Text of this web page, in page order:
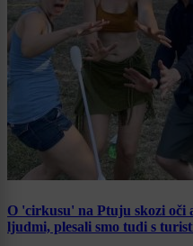
O 'cirkusu' na Ptuju skozi oči
ljudmi, plesali smo tudi s